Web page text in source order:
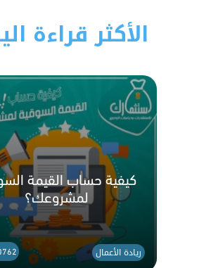
الأكثر قراءة
كيفية حساب القيمة
لمشروعك؟
ريادة الأعمال